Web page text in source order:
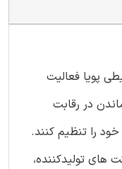
پویا فعالیت
در رقابت
را تنظیم کنند.
تولیدکننده،